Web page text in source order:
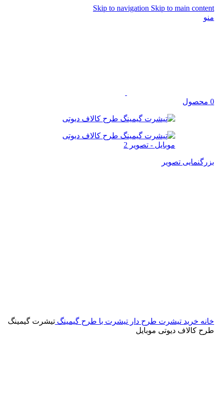
Skip to navigation Skip to main content
منو
0 محصول
بزرگنمایی تصویر
خانه خرید تیشرت طرح دار تیشرت با طرح گیمینگ تیشرت گیمینگ
طرح کالاف دیوتی موبایل